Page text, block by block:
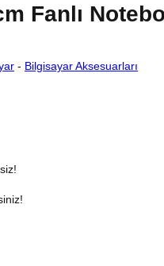
Fanlı
- Bilgisayar Aksesuarları